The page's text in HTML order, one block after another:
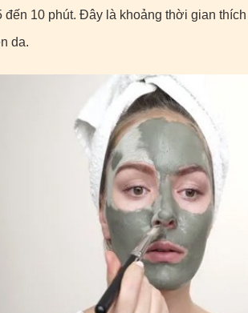
đến 10 phút. Đây là khoảng thời gian
da.